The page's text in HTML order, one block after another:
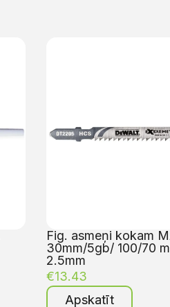
Fig. asmeņi kokam
30mm/5gb/ 100/70
2.5mm
€13.43
Apskatīt